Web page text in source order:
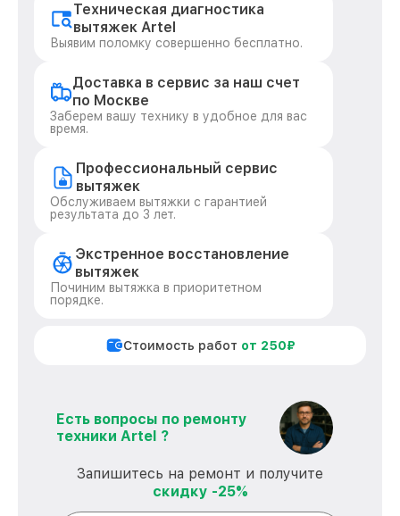
Техническая диагностика
вытяжек Artel
Выявим поломку совершенно бесплатно.
Доставка в сервис за наш счет
по Москве
Заберем вашу технику в удобное для вас
время.
Профессиональный сервис
вытяжек
Обслуживаем вытяжки с гарантией
результата до 3 лет.
Экстренное восстановление
вытяжек
Починим вытяжка в приоритетном
порядке.
Стоимость работ от 250₽
Есть вопросы по ремонту
техники Artel ?
Запишитесь на ремонт и получите
скидку -25%